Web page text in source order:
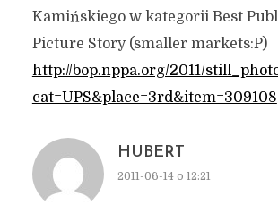
Kamińskiego w kategorii Best
Picture Story (smaller markets:P)
http://bop.nppa.org/2011/
cat=UPS&place=3rd&item=309108
HUBERT
2011-06-14 o 12:21